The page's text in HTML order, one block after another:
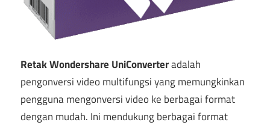
Retak Wondershare UniConverteradalah
pengonversi video multifungsi yang memungkinkan
pengguna mengonversi video ke berbagai format
dengan mudah. Ini mendukung berbagai format